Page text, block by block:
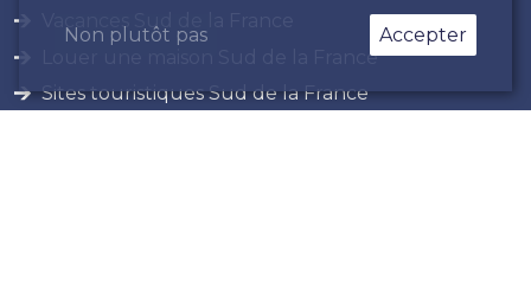
Vacances Sud de la France
Louer une maison Sud de la France
Sites touristiques Sud de la France
Non plutôt pas Accepter